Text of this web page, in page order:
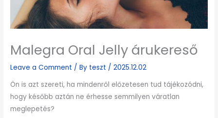
Malegra Oral Jelly árukereső
Leave a Comment / By teszt /2025.12.02
Ön is azt szereti, ha mindenről előzetesen tud tájékozódni,
hogy később aztán ne érhesse semmilyen váratlan
meglepetés?